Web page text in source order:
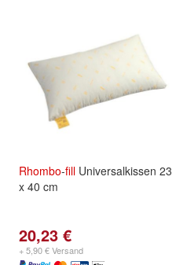
Rhombo-fill Universalkissen 23
x 40 cm
20,23 €
+ 5,90 € Versand